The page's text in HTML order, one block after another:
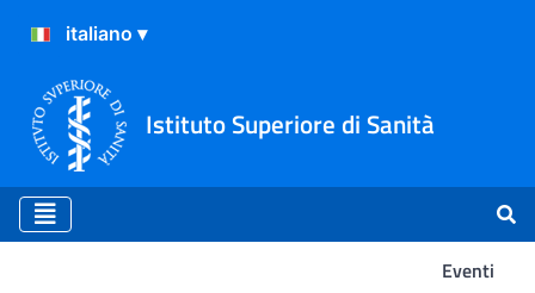
Istituto Superiore di Sanità
Eventi